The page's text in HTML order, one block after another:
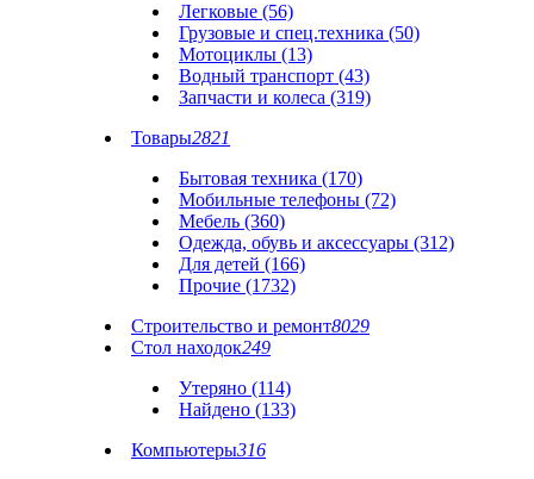
Легковые (56)
Грузовые и спец.техника (50)
Мотоциклы (13)
Водный транспорт (43)
Запчасти и колеса (319)
Товары2821
Бытовая техника (170)
Мобильные телефоны (72)
Мебель (360)
Одежда, обувь и аксессуары (312)
Для детей (166)
Прочие (1732)
Строительство и ремонт8029
Стол находок249
Утеряно (114)
Найдено (133)
Компьютеры316